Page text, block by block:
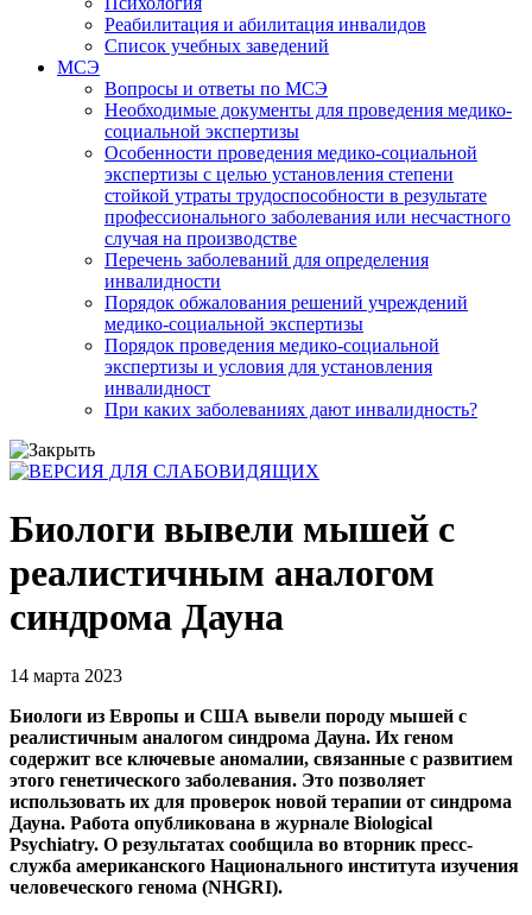
Реабилитация и абилитация инвалидов
Список учебных заведений
МСЭ
Вопросы и ответы по МСЭ
Необходимые документы для проведения медико-
социальной экспертизы
Особенности проведения медико-социальной
экспертизы с целью установления степени
стойкой утраты трудоспособности в результате
профессионального заболевания или несчастного
случая на производстве
Перечень заболеваний для определения
инвалидности
Порядок обжалования решений учреждений
медико-социальной экспертизы
Порядок проведения медико-социальной
экспертизы и условия для установления
инвалидност
При каких заболеваниях дают инвалидность?
Биологи вывели мышей с
реалистичным аналогом
синдрома Дауна
14 марта 2023
Биологи из Европы и США вывели породу мышей с
реалистичным аналогом синдрома Дауна. Их геном
содержит все ключевые аномалии, связанные с развитием
этого генетического заболевания. Это позволяет
использовать их для проверок новой терапии от синдрома
Дауна. Работа опубликована в журнале Biological
Psychiatry. О результатах сообщила во вторник пресс-
служба американского Национального института изучения
человеческого генома (NHGRI).